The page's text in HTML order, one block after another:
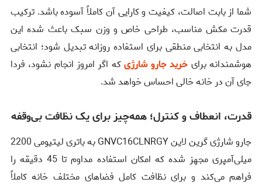
شما از بابت اصالت، کیفیت و کارایی آن کاملاً آسوده باشد. ترکیب
قدرت مکش مناسب، طراحی خاص و وزن سبک باعث شده این
مدل به انتخابی منطقی برای استفاده روزانه تبدیل شود؛ انتخابی
هوشمندانه برای خرید جارو شارژیکه اگر امروز انجام نشود، فردا
جای آن در خانه خالی احساس خواهد شد.
قدرت، انعطاف و کنترل؛ همه‌چیز برای یک نظافت بی‌وقفه
جارو شارژی گرین لاین GNVC16CLNRGY به باتری لیتیومی 2200
میلی‌آمپری مجهز شده که امکان استفاده مداوم تا 45 دقیقه را
فراهم می‌کند و برای نظافت کامل فضاهای مختلف خانه کاملاً